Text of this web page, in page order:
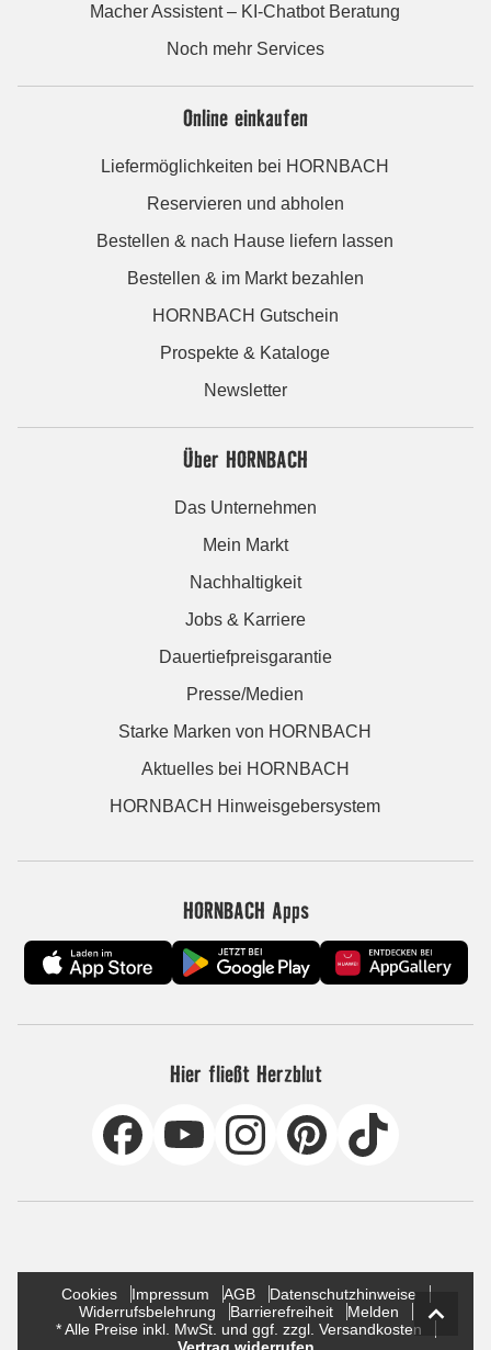
Macher Assistent – KI-Chatbot Beratung
Noch mehr Services
Online einkaufen
Liefermöglichkeiten bei HORNBACH
Reservieren und abholen
Bestellen & nach Hause liefern lassen
Bestellen & im Markt bezahlen
HORNBACH Gutschein
Prospekte & Kataloge
Newsletter
Über HORNBACH
Das Unternehmen
Mein Markt
Nachhaltigkeit
Jobs & Karriere
Dauertiefpreisgarantie
Presse/Medien
Starke Marken von HORNBACH
Aktuelles bei HORNBACH
HORNBACH Hinweisgebersystem
HORNBACH Apps
Hier fließt Herzblut
Cookies Impressum AGB
Datenschutzhinweise
Widerrufsbelehrung
Barrierefreiheit
Melden
* Alle Preise inkl. MwSt. und ggf. zzgl. Versandkosten